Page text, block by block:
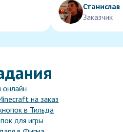
Станислав
Заказчик
онлайн
на заказ
в Тильда
для игры